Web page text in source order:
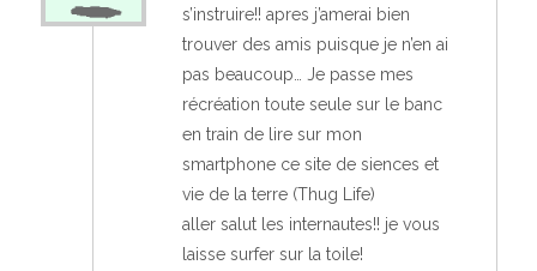
s’instruire!! apres j’amerai bien
trouver des amis puisque je n’en ai
pas beaucoup… Je passe mes
récréation toute seule sur le banc
en train de lire sur mon
smartphone ce site de siences et
vie de la terre (Thug Life)
aller salut les internautes!! je vous
laisse surfer sur la toile!